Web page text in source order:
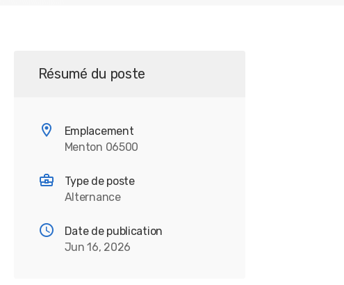
Résumé du poste
Emplacement
Menton 06500
Type de poste
Alternance
Date de publication
Jun 16, 2026